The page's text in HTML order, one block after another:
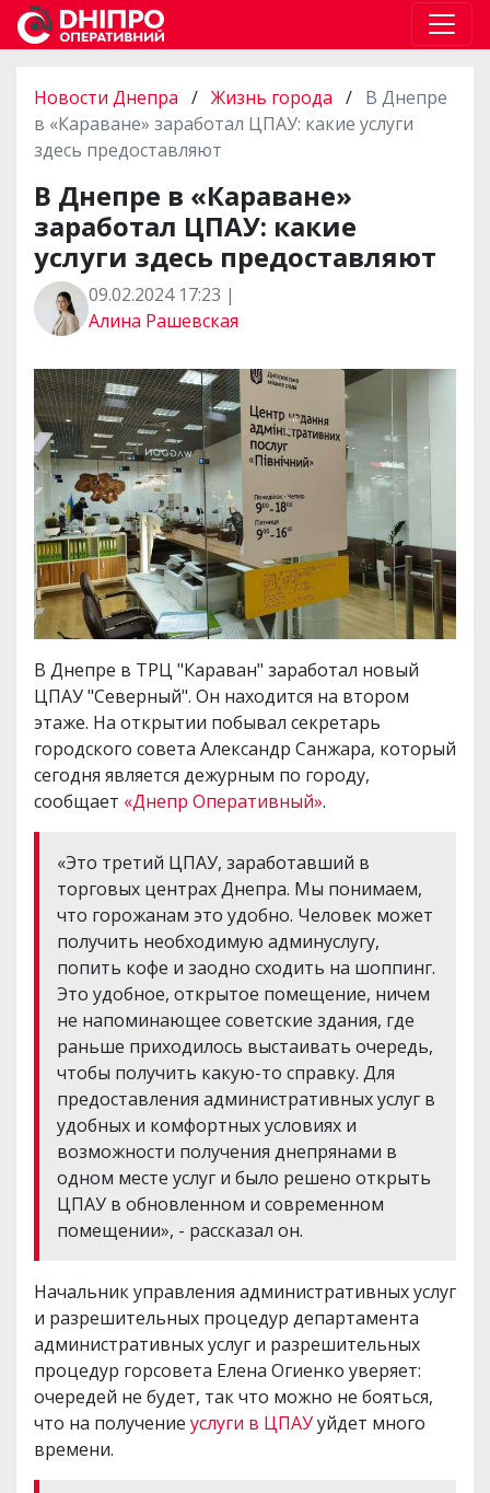
Новости Днепра / Жизнь города / В Днепре
в «Караване» заработал ЦПАУ: какие услуги
здесь предоставляют
В Днепре в «Караване»
заработал ЦПАУ: какие
услуги здесь предоставляют
09.02.2024 17:23 |
Алина Рашевская
В Днепре в ТРЦ "Караван" заработал новый
ЦПАУ "Северный". Он находится на втором
этаже. На открытии побывал секретарь
городского совета Александр Санжара, который
сегодня является дежурным по городу,
сообщает «Днепр Оперативный».
«Это третий ЦПАУ, заработавший в
торговых центрах Днепра. Мы понимаем,
что горожанам это удобно. Человек может
получить необходимую админуслугу,
попить кофе и заодно сходить на шоппинг.
Это удобное, открытое помещение, ничем
не напоминающее советские здания, где
раньше приходилось выстаивать очередь,
чтобы получить какую-то справку. Для
предоставления административных услуг в
удобных и комфортных условиях и
возможности получения днепрянами в
одном месте услуг и было решено открыть
ЦПАУ в обновленном и современном
помещении», - рассказал он.
Начальник управления административных услуг
и разрешительных процедур департамента
административных услуг и разрешительных
процедур горсовета Елена Огиенко уверяет:
очередей не будет, так что можно не бояться,
что на получение услуги в ЦПАУуйдет много
времени.